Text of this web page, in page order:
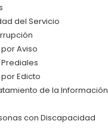
del Servicio
Aviso
Edicto
de la Información
con Discapacidad